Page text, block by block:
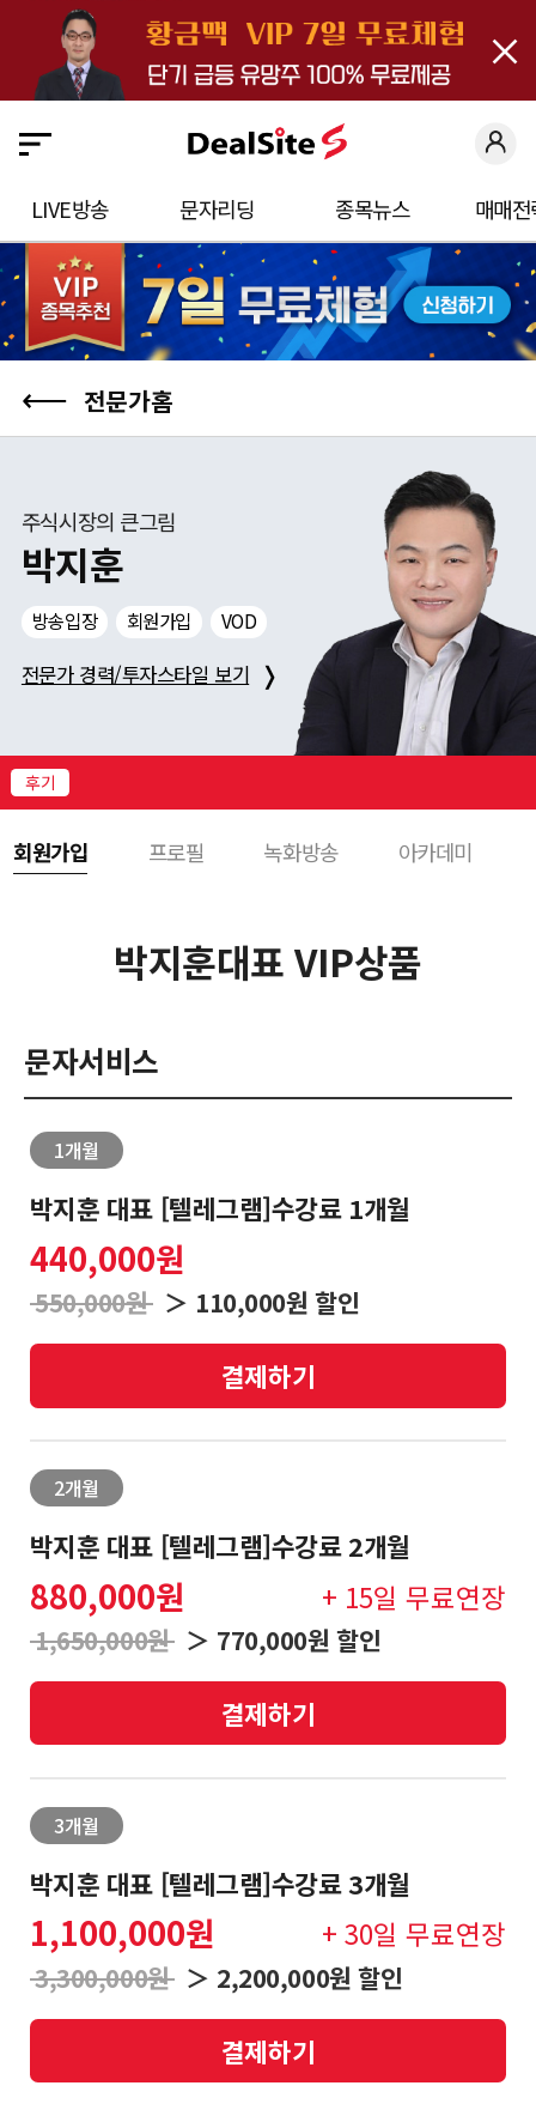
close
사
이
S
에
오
신
것
을
환
니
다!
로
그
인
고
다
양
서
비
요!
로
그
인
마
이
페
이
지
회
원
가
입
LIVE
방
문
리
딩
종
목
뉴
스
매
전
략
회
원
후
LIVE방송 문자리딩 종목뉴스 매매
⟵ 전문가홈
주식시장의 큰그림
박지훈
방송입장 회원가입 VOD
전문가 경력/투자스타일 보기 ❭
후기
회원가입 프로필 녹화방송 아카데미
박지훈대표 VIP상품
문자서비스
1개월
박지훈 대표 [텔레그램]수강료 1개월
440,000원
550,000원 ＞ 110,000원 할인
결제하기
2개월
박지훈 대표 [텔레그램]수강료 2개월
880,000원 + 15일 무료연장
1,650,000원 ＞ 770,000원 할인
결제하기
3개월
박지훈 대표 [텔레그램]수강료 3개월
1,100,000원 + 30일 무료연장
3,300,000원 ＞ 2,200,000원 할인
결제하기